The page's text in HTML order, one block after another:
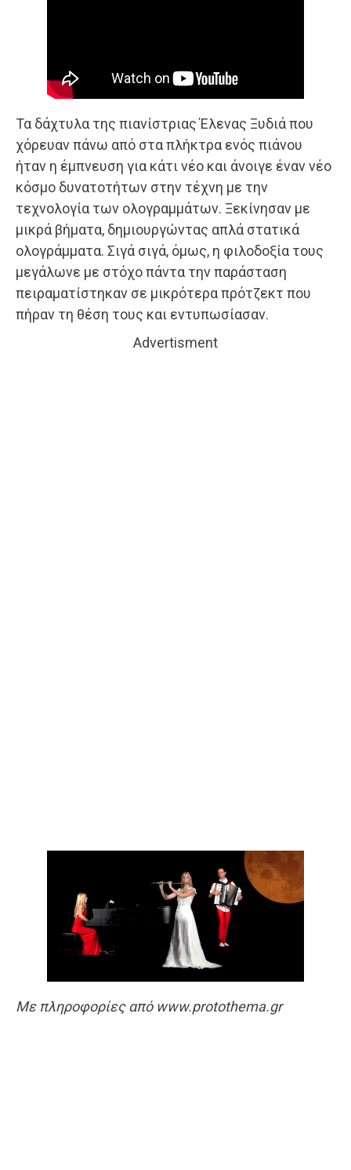
Τα δάχτυλα της πιανίστριας Έλενας Ξυδιά που
χόρευαν πάνω από στα πλήκτρα ενός πιάνου
ήταν η έμπνευση για κάτι νέο και άνοιγε έναν νέο
κόσμο δυνατοτήτων στην τέχνη με την
τεχνολογία των ολογραμμάτων. Ξεκίνησαν με
μικρά βήματα, δημιουργώντας απλά στατικά
ολογράμματα. Σιγά σιγά, όμως, η φιλοδοξία τους
μεγάλωνε με στόχο πάντα την παράσταση
πειραματίστηκαν σε μικρότερα πρότζεκτ που
πήραν τη θέση τους και εντυπωσίασαν.
Advertisment
Με πληροφορίες από www.protothema.gr